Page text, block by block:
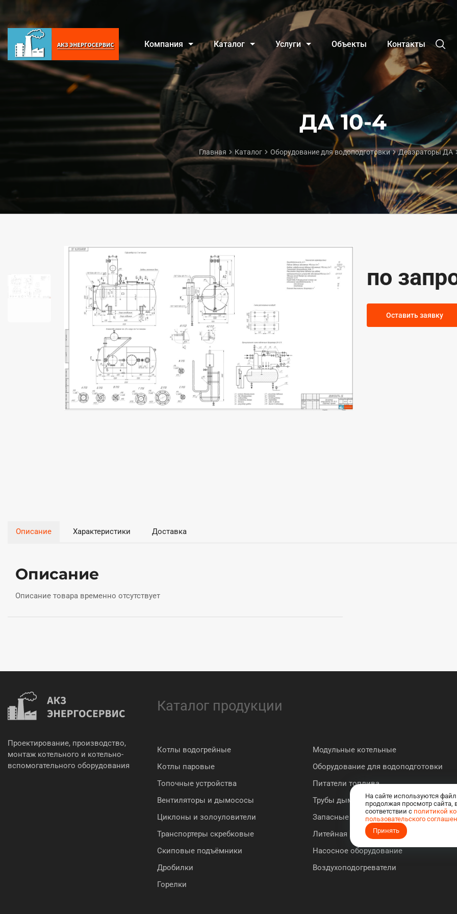
Компания Каталог Услуги Объекты Контакты
ДА 10-4
Главная Каталог Оборудование для водоподготовки Деаэраторы ДА
по
Оставить заявку
Описание Характеристики Доставка
Описание
Описание товара временно отсутствует
Проектирование, производство,
монтаж котельного и котельно-
вспомогательного оборудования
Каталог продукции
Котлы водогрейные
Котлы паровые
Топочные устройства
Вентиляторы и дымососы
Циклоны и золоуловители
Транспортеры скребковые
Скиповые подъёмники
Дробилки
Горелки
Модульные котельные
Оборудование для водоподготовки
Питатели топлива
Трубы дымовые
Запасные части к котлу "Братск"
Литейная продукция
Насосное оборудование
Воздухоподогреватели
На сайте используются
продолжая просмотр сайта,
соответствии с политикой
пользовательского
Принять